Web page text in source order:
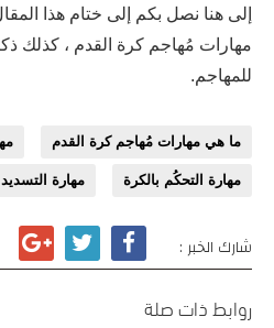
إلى هنا نصل بكم إلى ختام هذا
مهارات مُهاجم كرة القدم ، كذلك
للمهاجم.
ما هي مهارات مُهاجم كرة القدم
مهارة التحكُم بالكرة مهارة التسديد
شارك الخبر :
روابط ذات صلة